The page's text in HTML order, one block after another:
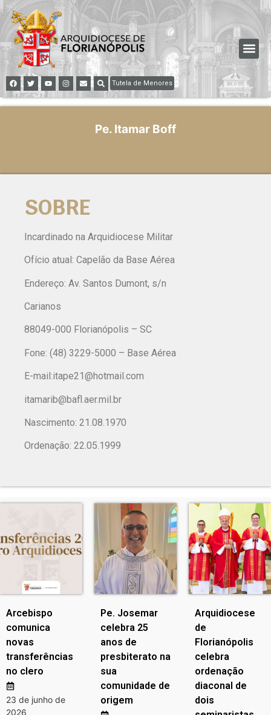
Tutela de Menores
Pe. Itamar Boff
SOBRE
Incardinado na Arquidiocese Militar
Ofício atual: Capelão da Base Aérea
Endereço: Av. Santos Dumont, s/n
Carianos
88049-000 Florianópolis – SC
Fone: (48) 3229-5000 – Base Aérea
E-mail:itape21@hotmail.com
itamarib@bafl.aer.mil.br
Nascimento: 21.08.1970
Ordenação: 22.05.1999
Arcebispo
comunica
novas
transferências
no clero
23 de junho de
2026
Pe. Josemar
celebra 25
anos de
presbiterato na
sua
comunidade de
origem
Arquidiocese
de
Florianópolis
celebra
ordenação
diaconal de
dois